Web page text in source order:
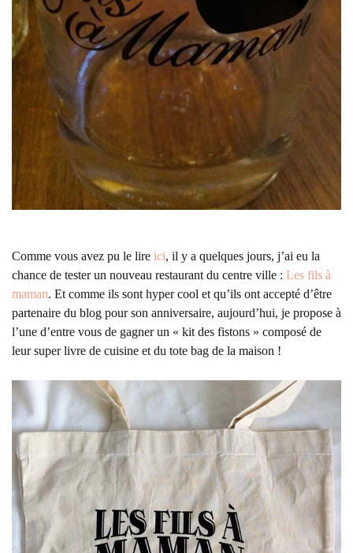
Comme vous avez pu le lire ici, il y a quelques jours, j’ai eu la
chance de tester un nouveau restaurant du centre ville : Les fils à
maman. Et comme ils sont hyper cool et qu’ils ont accepté d’être
partenaire du blog pour son anniversaire, aujourd’hui, je propose à
l’une d’entre vous de gagner un « kit des fistons » composé de
leur super livre de cuisine et du tote bag de la maison !